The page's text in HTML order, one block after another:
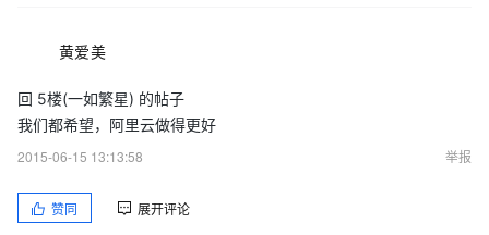
黄爱美
回 5楼(一如繁星) 的帖子
我们都希望，阿里云做得更好
2015-06-15 13:13:58
举报
赞同 展开评论